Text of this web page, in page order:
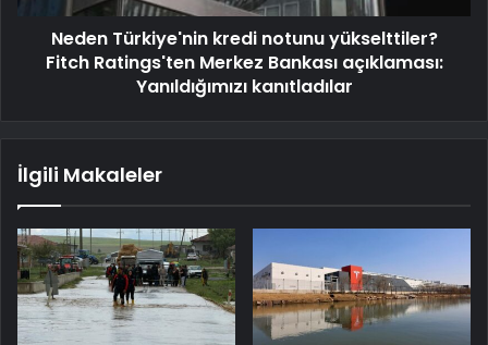
Neden Türkiye'nin kredi notunu yükselttiler?
Fitch Ratings'ten Merkez Bankası açıklaması:
Yanıldığımızı kanıtladılar
İlgili Makaleler